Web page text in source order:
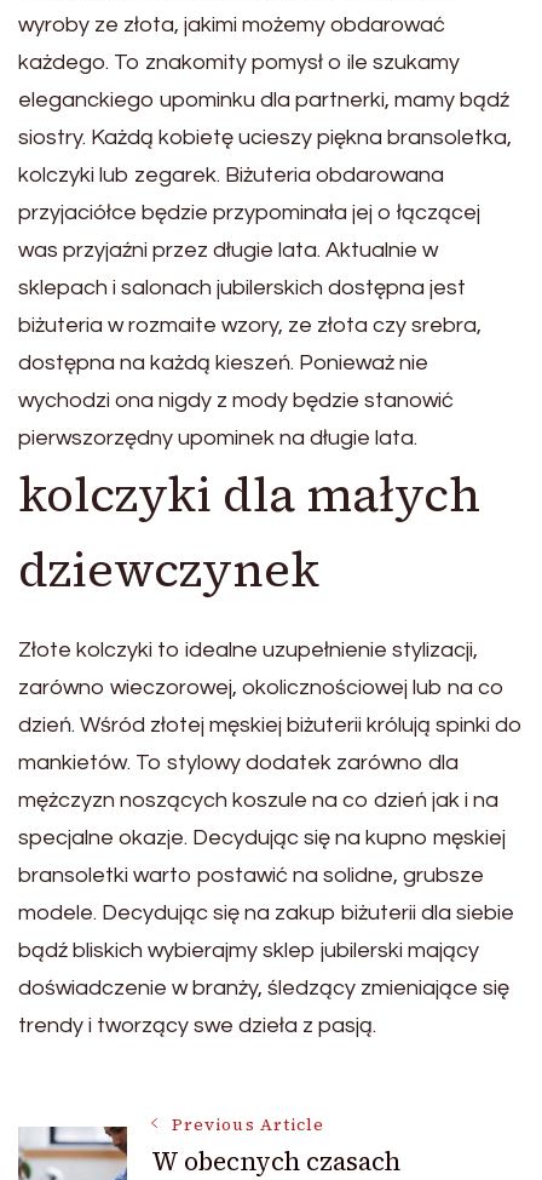
wyroby ze złota, jakimi możemy obdarować
każdego. To znakomity pomysł o ile szukamy
eleganckiego upominku dla partnerki, mamy bądź
siostry. Każdą kobietę ucieszy piękna bransoletka,
kolczyki lub zegarek. Biżuteria obdarowana
przyjaciółce będzie przypominała jej o łączącej
was przyjaźni przez długie lata. Aktualnie w
sklepach i salonach jubilerskich dostępna jest
biżuteria w rozmaite wzory, ze złota czy srebra,
dostępna na każdą kieszeń. Ponieważ nie
wychodzi ona nigdy z mody będzie stanowić
pierwszorzędny upominek na długie lata.
kolczyki dla małych
dziewczynek
Złote kolczyki to idealne uzupełnienie stylizacji,
zarówno wieczorowej, okolicznościowej lub na co
dzień. Wśród złotej męskiej biżuterii królują spinki do
mankietów. To stylowy dodatek zarówno dla
mężczyzn noszących koszule na co dzień jak i na
specjalne okazje. Decydując się na kupno męskiej
bransoletki warto postawić na solidne, grubsze
modele. Decydując się na zakup biżuterii dla siebie
bądź bliskich wybierajmy sklep jubilerski mający
doświadczenie w branży, śledzący zmieniające się
trendy i tworzący swe dzieła z pasją.
Post
Previous Article
W obecnych czasach